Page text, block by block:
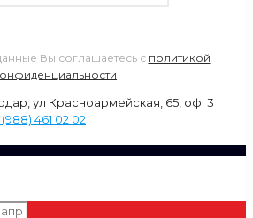
Вы соглашаетесь с политикой
ул Красноармейская, 65, оф. 3
(988) 461 02 02